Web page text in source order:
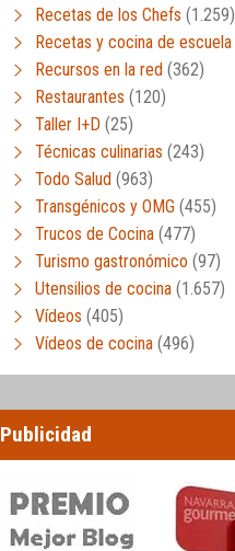
Recetas de los Chefs (1.259)
Recetas y cocina de escuela
Recursos en la red (362)
Restaurantes (120)
Taller I+D (25)
Técnicas culinarias (243)
Todo Salud (963)
Transgénicos y OMG (455)
Trucos de Cocina (477)
Turismo gastronómico (97)
Utensilios de cocina (1.657)
Vídeos (405)
Vídeos de cocina (496)
Publicidad